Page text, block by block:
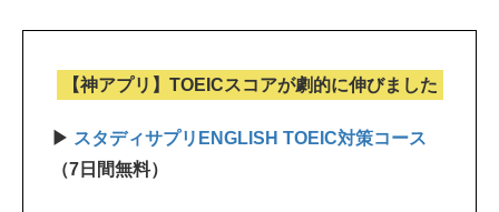
【神アプリ】TOEICスコアが劇的に伸びました
▶ スタディサプリENGLISH TOEIC対策コース
（7日間無料）